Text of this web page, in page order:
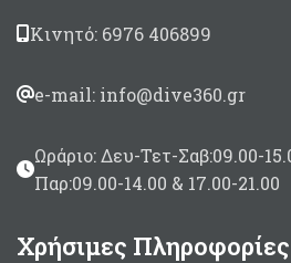
Κινητό: 6976 406899
e-mail: info@dive360.gr
Ωράριο: Δευ-Τετ-Σαβ:09.00-
Παρ:09.00-14.00 & 17.00-21.00
Χρήσιμες Πληροφορίες